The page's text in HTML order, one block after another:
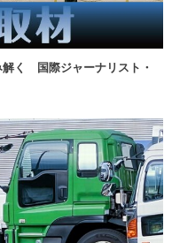
解く 国際ジャーナリスト・